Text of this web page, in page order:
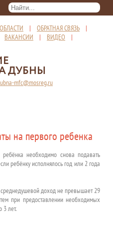
| ОБРАТНАЯ СВЯЗЬ |
ВАКАНСИИ | ВИДЕО |
ДУБНЫ
mfc@mosreg.ru
на первого ребенка
необходимо снова подавать
ребёнку исполнялось год или 2 года
доход не превышает 29
при предоставлении необходимых
3 лет.